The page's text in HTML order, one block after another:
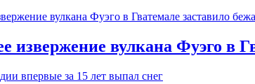
вулкана Фуэго в